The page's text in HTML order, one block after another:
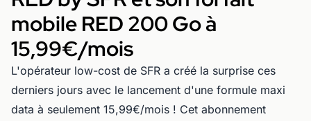
mobile RED 200 Go à
15,99€/mois
L'opérateur low-cost de SFR a créé la surprise ces
derniers jours avec le lancement d'une formule maxi
data à seulement 15,99€/mois ! Cet abonnement